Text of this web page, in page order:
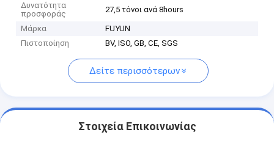
Δυνατότητα
προσφοράς
27,5 τόνοι ανά 8hours
Μάρκα
FUYUN
Πιστοποίηση
BV, ISO, GB, CE, SGS
Δείτε περισσότερων
Στοιχεία Επικοινωνίας